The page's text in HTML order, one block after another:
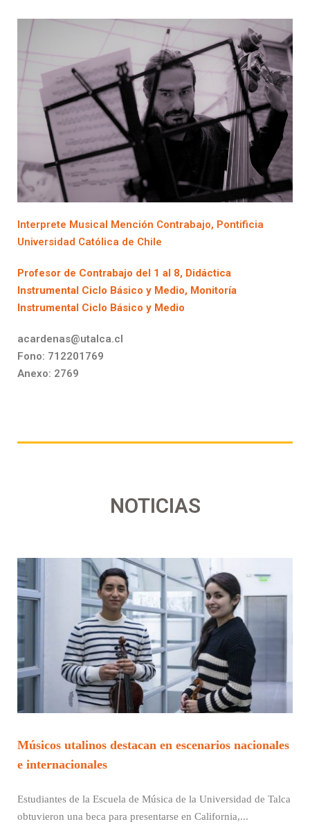
Interprete Musical Mención Contrabajo, Pontificia
Universidad Católica de Chile
Profesor de Contrabajo del 1 al 8, Didáctica
Instrumental Ciclo Básico y Medio, Monitoría
Instrumental Ciclo Básico y Medio
acardenas@utalca.cl
Fono: 712201769
Anexo: 2769
NOTICIAS
Músicos utalinos destacan en escenarios nacionales
e internacionales
Estudiantes de la Escuela de Música de la Universidad de Talca
obtuvieron una beca para presentarse en California,...